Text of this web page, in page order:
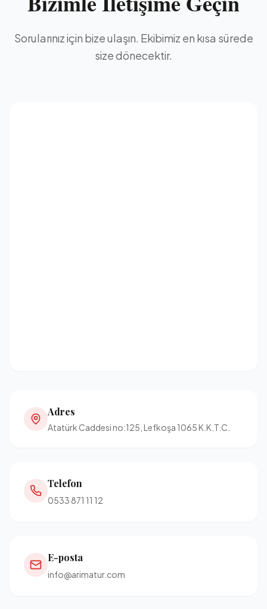
Sorularınız için bize ulaşın. Ekibimiz en kısa sürede
size dönecektir.
Adres
Atatürk Caddesi no:125, Lefkoşa 1065 K.K.T.C.
Telefon
0533 871 11 12
E-posta
info@arimatur.com